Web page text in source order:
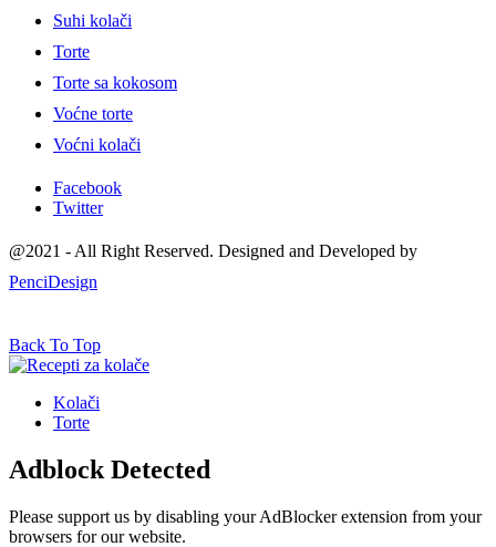
Suhi kolači
Torte
Torte sa kokosom
Voćne torte
Voćni kolači
Facebook
Twitter
@2021 - All Right Reserved. Designed and Developed by
PenciDesign
Back To Top
Kolači
Torte
Adblock Detected
Please support us by disabling your AdBlocker extension from your
browsers for our website.